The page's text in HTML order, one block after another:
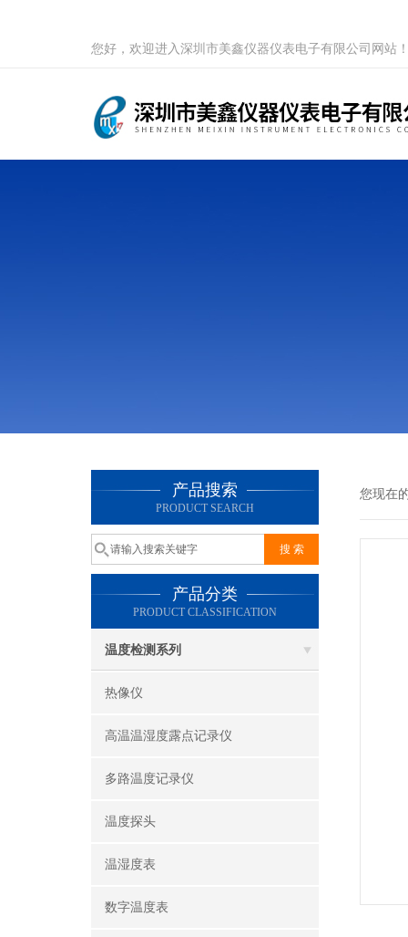
您好，欢迎进入深圳市美鑫仪器仪表电子有限公司网站
产品搜索
PRODUCT SEARCH
产品分类
PRODUCT CLASSIFICATION
温度检测系列
热像仪
高温温湿度露点记录仪
多路温度记录仪
温度探头
温湿度表
数字温度表
您现在